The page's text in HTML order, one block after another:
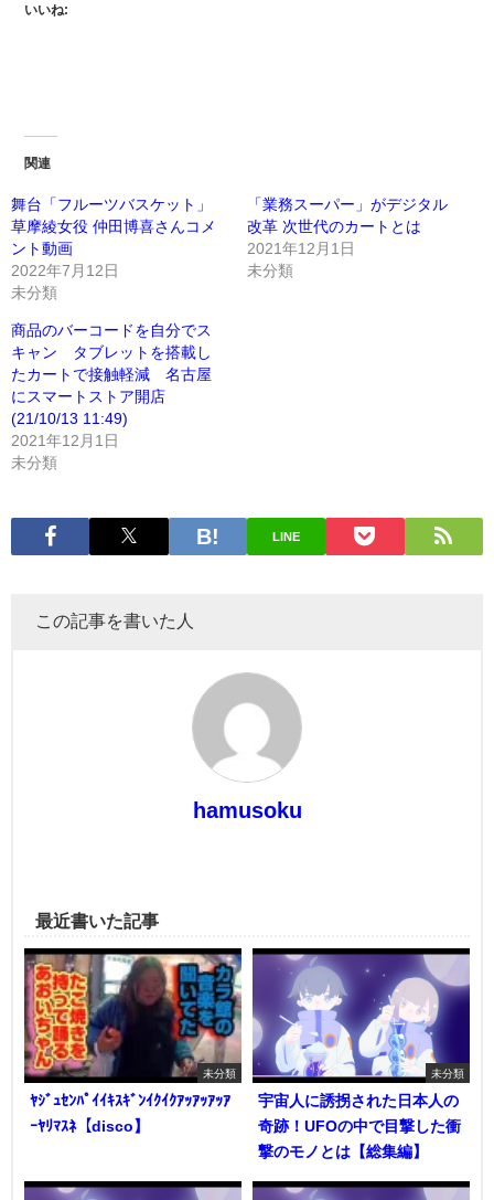
いいね:
関連
舞台「フルーツバスケット」
草摩綾女役 仲田博喜さんコメ
ント動画
2022年7月12日
未分類
「業務スーパー」がデジタル
改革 次世代のカートとは
2021年12月1日
未分類
商品のバーコードを自分でス
キャン タブレットを搭載し
たカートで接触軽減 名古屋
にスマートストア開店
(21/10/13 11:49)
2021年12月1日
未分類
LINE
この記事を書いた人
hamusoku
最近書いた記事
未分類
ﾔｼﾞｭｾﾝﾊﾟｲｲｷｽｷﾞﾝｲｸｲｸｱｯｱｯｱｯｱ
ｰﾔﾘﾏｽﾈ【disco】
未分類
宇宙人に誘拐された日本人の
奇跡！UFOの中で目撃した衝
撃のモノとは【総集編】